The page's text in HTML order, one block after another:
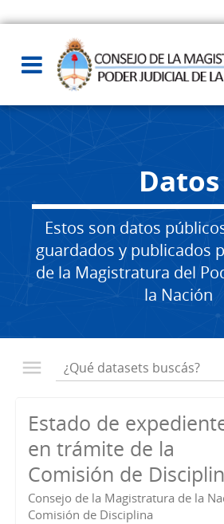
Datos
Estos son datos
guardados y publicados
de la Magistratura del
la Nación
Estado de
en trámite de la
Comisión de
Consejo de la Magistratura de la
Comisión de Disciplina